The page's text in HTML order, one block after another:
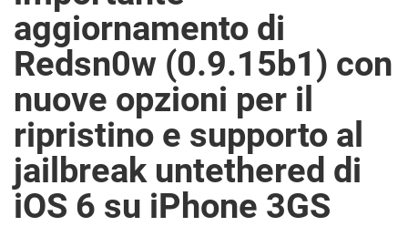
aggiornamento di
Redsn0w (0.9.15b1) con
nuove opzioni per il
ripristino e supporto al
jailbreak untethered di
iOS 6 su iPhone 3GS